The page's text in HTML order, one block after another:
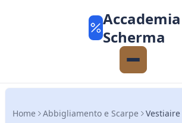
Accademia
Scherma
Home Abbigliamento e Scarpe